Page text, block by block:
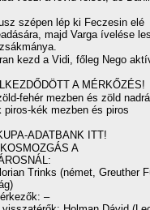
szépen lép ki Feczesin elé
majd Varga í­velése
kezd a Vidi, főleg Nego
A MÉRKŐZÉS!
fehér mezben és zöld
piros-kék mezben és piros
ADATBANK ITT!
A
Trinks (német, Greuther
–